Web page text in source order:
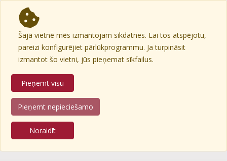
Šajā vietnē mēs izmantojam sīkdatnes. Lai tos atspējotu,
pareizi konfigurējiet pārlūkprogrammu. Ja turpināsit
izmantot šo vietni, jūs pieņemat sīkfailus.
Pieņemt visu
Pieņemt nepieciešamo
Noraidīt